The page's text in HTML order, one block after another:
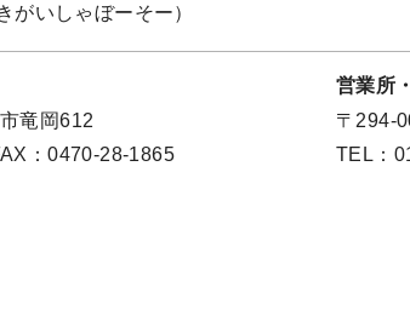
がいしゃぼーそー）
竜岡612
：0470-28-1865
営業所
〒294-
TEL：